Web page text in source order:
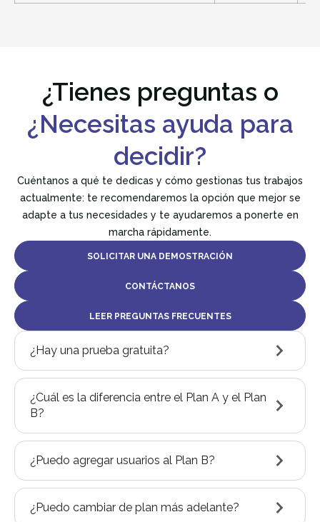
¿Tienes preguntas o
¿Necesitas ayuda para
decidir?
Cuéntanos a qué te dedicas y cómo gestionas tus trabajos
actualmente: te recomendaremos la opción que mejor se
adapte a tus necesidades y te ayudaremos a ponerte en
marcha rápidamente.
SOLICITAR UNA DEMOSTRACIÓN
CONTÁCTANOS
LEER PREGUNTAS FRECUENTES
¿Hay una prueba gratuita?
¿Cuál es la diferencia entre el Plan A y el Plan
B?
¿Puedo agregar usuarios al Plan B?
¿Puedo cambiar de plan más adelante?